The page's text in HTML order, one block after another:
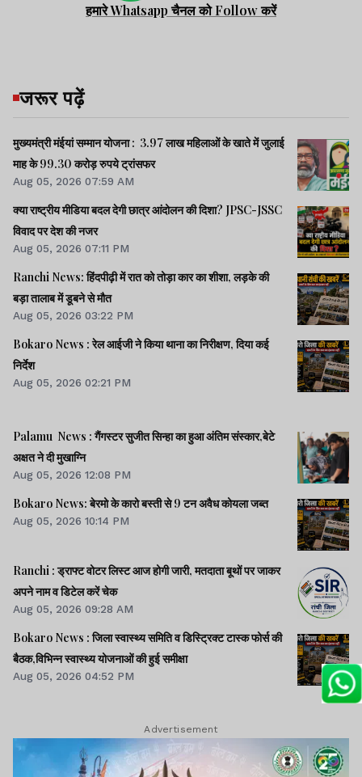
हमारे Whatsapp चैनल को Follow करें
जरूर पढ़ें
मुख्यमंत्री मंईयां सम्मान योजना : 3.97 लाख महिलाओं के खाते में जुलाई
माह के 99.30 करोड़ रुपये ट्रांसफर
Aug 05, 2026 07:59 AM
क्या राष्ट्रीय मीडिया बदल देगी छात्र आंदोलन की दिशा? JPSC-JSSC
विवाद पर देश की नजर
Aug 05, 2026 07:11 PM
Ranchi News: हिंदपीढ़ी में रात को तोड़ा कार का शीशा, लड़के की
बड़ा तालाब में डूबने से मौत
Aug 05, 2026 03:22 PM
Bokaro News : रेल आईजी ने किया थाना का निरीक्षण, दिया कई
निर्देश
Aug 05, 2026 02:21 PM
Palamu News : गैंगस्टर सुजीत सिन्हा का हुआ अंतिम संस्कार,बेटे
अक्षत ने दी मुखाग्नि
Aug 05, 2026 12:08 PM
Bokaro News: बेरमो के कारो बस्ती से 9 टन अवैध कोयला जब्त
Aug 05, 2026 10:14 PM
Ranchi : ड्राफ्ट वोटर लिस्ट आज होगी जारी, मतदाता बूथों पर जाकर
अपने नाम व डिटेल करें चेक
Aug 05, 2026 09:28 AM
Bokaro News : जिला स्वास्थ्य समिति व डिस्ट्रिक्ट टास्क फोर्स की
बैठक,विभिन्न स्वास्थ्य योजनाओं की हुई समीक्षा
Aug 05, 2026 04:52 PM
Advertisement